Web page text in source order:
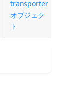
transporter
オブジェク
ト